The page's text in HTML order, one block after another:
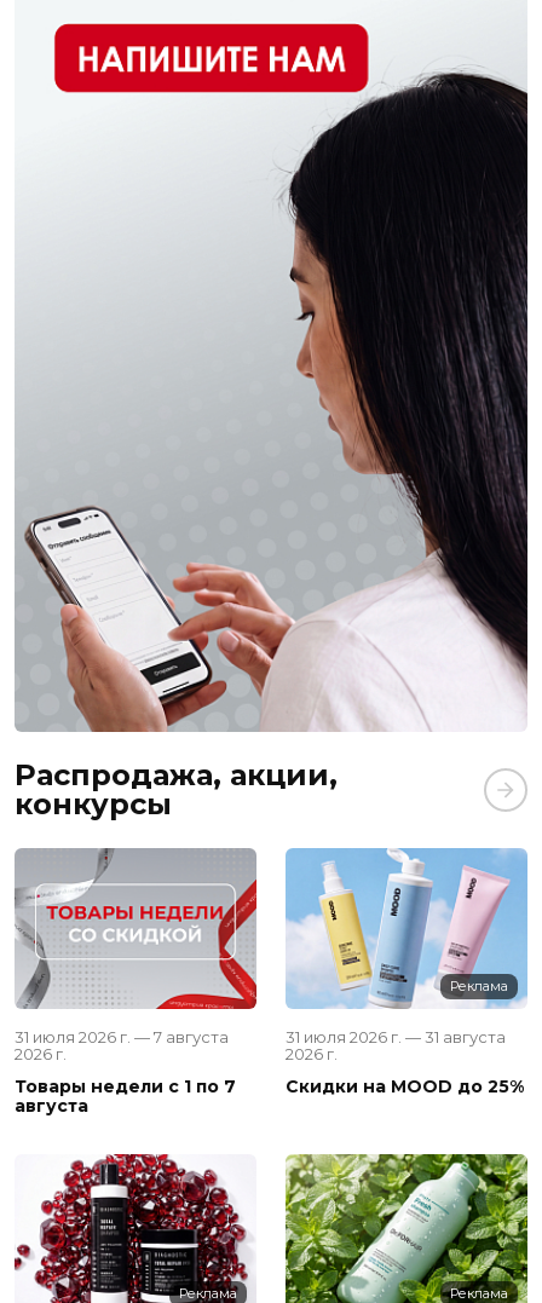
Распродажа, акции,
конкурсы
31 июля 2026 г. — 7 августа
2026 г.
Товары недели с 1 по 7
августа
Реклама
31 июля 2026 г. — 31 августа
2026 г.
Скидки на MOOD до 25%
Реклама Реклама